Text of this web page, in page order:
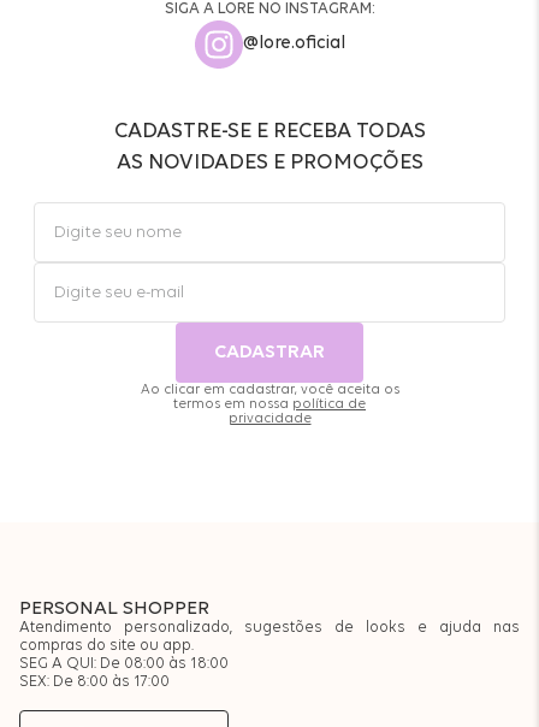
SIGA A LORE NO INSTAGRAM:
@lore.oficial
CADASTRE-SE E RECEBA TODAS
AS NOVIDADES E PROMOÇÕES
CADASTRAR
Ao clicar em cadastrar, você aceita os
termos em nossa política de
privacidade
PERSONAL SHOPPER
Atendimento personalizado, sugestões de looks e ajuda nas
compras do site ou app.
SEG A QUI: De 08:00 às 18:00
SEX: De 8:00 às 17:00